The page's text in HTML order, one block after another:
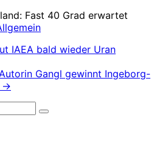
Fast 40 Grad erwartet
IAEA bald wieder Uran
Gangl gewinnt Ingeborg-
→